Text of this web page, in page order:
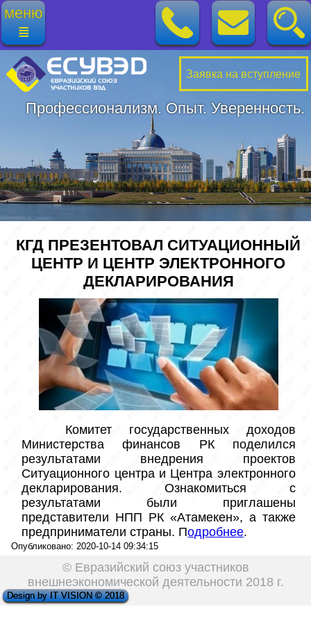
меню
≣
Профессионализм. Опыт. Уверенность.
Заявка на вступление
КГД ПРЕЗЕНТОВАЛ СИТУАЦИОННЫЙ
ЦЕНТР И ЦЕНТР ЭЛЕКТРОННОГО
ДЕКЛАРИРОВАНИЯ
Министерства финансов РК поделился
результатами внедрения проектов
Ситуационного центра и Центра электронного
декларирования. Ознакомиться с
результатами были приглашены
представители НПП РК «Атамекен», а также
предприниматели страны. Подробнее.
Опубликовано: 2020-10-14 09:34:15
© Евразийский союз участников
внешнеэкономической деятельности 2018 г.
Design by IT VISION © 2018